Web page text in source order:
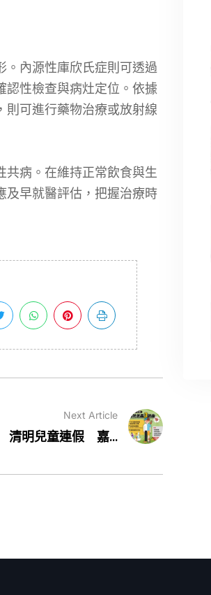
。內源性庫欣氏症則可透過
認性檢查與病灶定位。依據
則可進行藥物治療或放射線
共病。在維持正常飲食與生
及早就醫評估，把握治療時
Next Article
清明兒童連假 嘉...